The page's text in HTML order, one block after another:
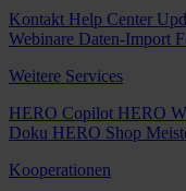
Kontakt Help Center
Webinare Daten-Import
Weitere Services
HERO Copilot HERO
Doku HERO Shop
Kooperationen